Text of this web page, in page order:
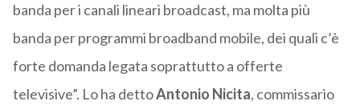
banda per i canali lineari broadcast, ma molta più
banda per programmi broadband mobile, dei quali c’è
forte domanda legata soprattutto a offerte
televisive”. Lo ha dettoAntonio Nicita, commissario